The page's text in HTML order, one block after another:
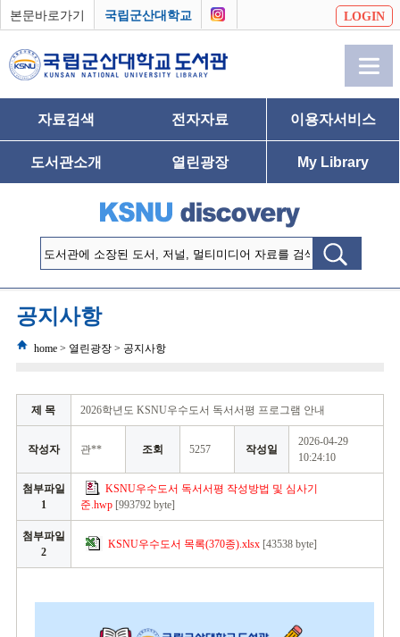
본문바로가기 국립군산대학교 LOGIN
자료검색 전자자료 이용자서비스
도서관소개 열린광장 My Library
공지사항
home > 열린광장 > 공지사항
제 목 2026학년도 KSNU우수도서 독서서평 프로그램 안내
작성자 관** 조회 5257 작성일
2026-04-29
10:24:10
첨부파일
1
KSNU우수도서 독서서평 작성방법 및 심사기
준.hwp[993792 byte]
첨부파일
2
KSNU우수도서 목록(370종).xlsx[43538 byte]